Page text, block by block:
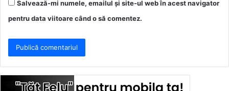
Salvează-mi numele, emailul și site-ul web în acest navigator
pentru data viitoare când o să comentez.